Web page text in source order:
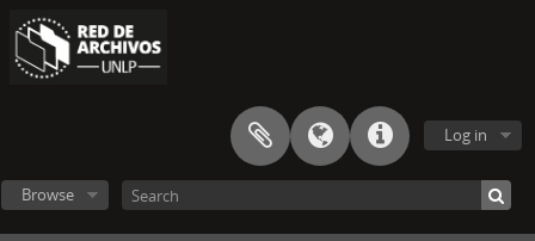
Log in
Browse